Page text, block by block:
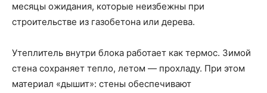
месяцы ожидания, которые неизбежны при
строительстве из газобетона или дерева.
Утеплитель внутри блока работает как термос. Зимой
стена сохраняет тепло, летом — прохладу. При этом
материал «дышит»: стены обеспечивают